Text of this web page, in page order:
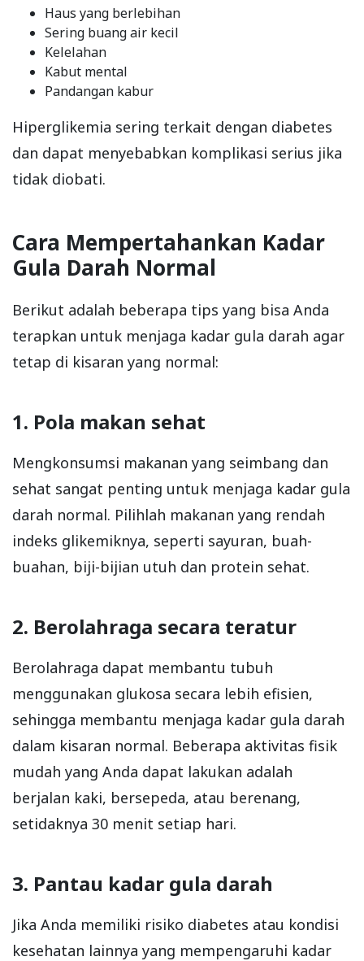
Haus yang berlebihan
Sering buang air kecil
Kelelahan
Kabut mental
Pandangan kabur
Hiperglikemia sering terkait dengan diabetes
dan dapat menyebabkan komplikasi serius jika
tidak diobati.
Cara Mempertahankan Kadar
Gula Darah Normal
Berikut adalah beberapa tips yang bisa Anda
terapkan untuk menjaga kadar gula darah agar
tetap di kisaran yang normal:
1. Pola makan sehat
Mengkonsumsi makanan yang seimbang dan
sehat sangat penting untuk menjaga kadar gula
darah normal. Pilihlah makanan yang rendah
indeks glikemiknya, seperti sayuran, buah-
buahan, biji-bijian utuh dan protein sehat.
2. Berolahraga secara teratur
Berolahraga dapat membantu tubuh
menggunakan glukosa secara lebih efisien,
sehingga membantu menjaga kadar gula darah
dalam kisaran normal. Beberapa aktivitas fisik
mudah yang Anda dapat lakukan adalah
berjalan kaki, bersepeda, atau berenang,
setidaknya 30 menit setiap hari.
3. Pantau kadar gula darah
Jika Anda memiliki risiko diabetes atau kondisi
kesehatan lainnya yang mempengaruhi kadar